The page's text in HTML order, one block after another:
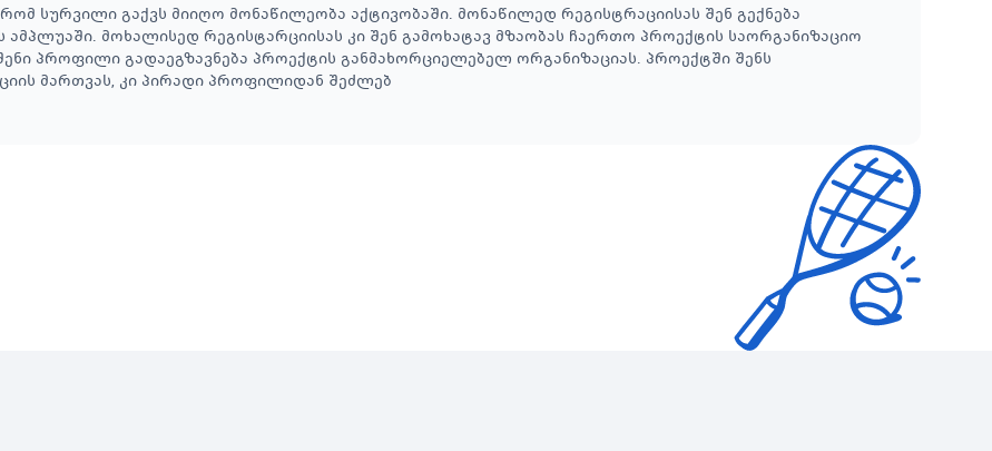
სურვილი გაქვს მიიღო მონაწილეობა აქტივობაში. მონაწილედ რეგისტრაციისას შენ გექნება
მოხალისედ რეგისტარციისას კი შენ გამოხატავ მზაობას ჩაერთო პროექტის საორგანიზაციო
პროფილი გადაეგზავნება პროექტის განმახორციელებელ ორგანიზაციას. პროექტში შენს
მართვას, კი პირადი პროფილიდან შეძლებ